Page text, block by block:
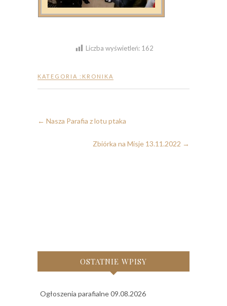
Liczba wyświetleń: 162
KATEGORIA : KRONIKA
← Nasza Parafia z lotu ptaka
Zbiórka na Misje 13.11.2022 →
OSTATNIE WPISY
Ogłoszenia parafialne 09.08.2026